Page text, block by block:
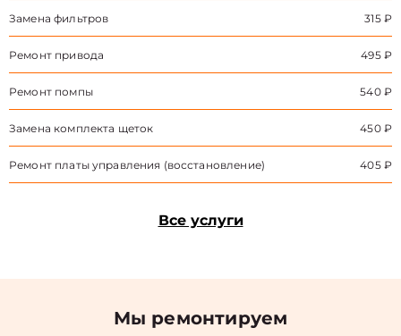
Замена фильтров 315 ₽
Ремонт привода 495 ₽
Ремонт помпы 540 ₽
Замена комплекта щеток 450 ₽
Ремонт платы управления (восстановление) 405 ₽
Все услуги
Мы ремонтируем